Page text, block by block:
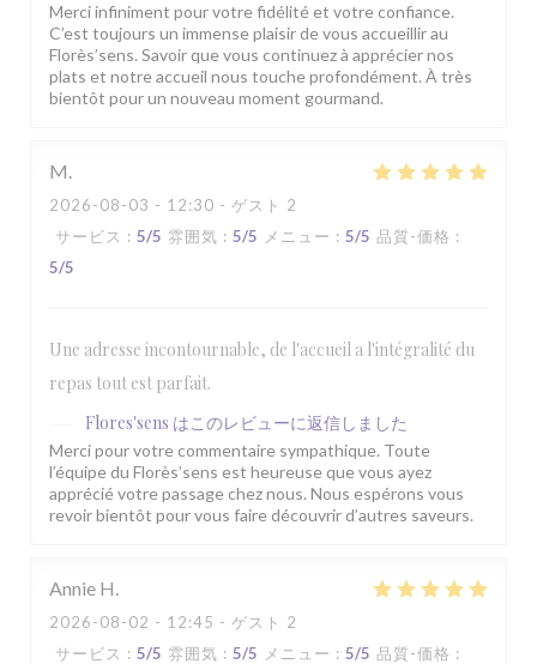
Merci infiniment pour votre fidélité et votre confiance.
C’est toujours un immense plaisir de vous accueillir au
Florès’sens. Savoir que vous continuez à apprécier nos
plats et notre accueil nous touche profondément. À très
bientôt pour un nouveau moment gourmand.
M
2026-08-03 - 12:30 - ゲスト 2
サービス : 5/5 雰囲気 : 5/5 メニュー : 5/5 品質-価格 :
5/5
Une adresse incontournable, de l'accueil a l'intégralité du
repas tout est parfait.
Flores'sens はこのレビューに返信しました
Merci pour votre commentaire sympathique. Toute
l’équipe du Florès’sens est heureuse que vous ayez
apprécié votre passage chez nous. Nous espérons vous
revoir bientôt pour vous faire découvrir d’autres saveurs.
Annie H
2026-08-02 - 12:45 - ゲスト 2
サービス : 5/5 雰囲気 : 5/5 メニュー : 5/5 品質-価格 :